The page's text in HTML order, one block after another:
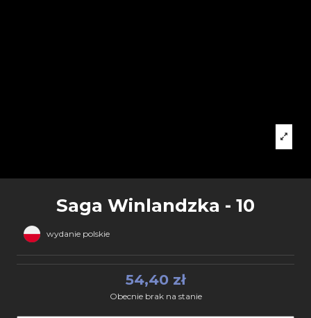
Saga Winlandzka - 10
wydanie polskie
54,40 zł
Obecnie brak na stanie